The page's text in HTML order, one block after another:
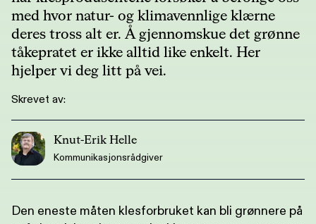
med hvor natur- og klimavennlige klærne
deres tross alt er. Å gjennomskue det grønne
tåkepratet er ikke alltid like enkelt. Her
hjelper vi deg litt på vei.
Skrevet av:
Knut-Erik Helle
Kommunikasjonsrådgiver
Den eneste måten klesforbruket kan bli grønnere på